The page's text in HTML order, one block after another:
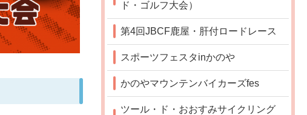
ド・ゴルフ大会）
第4回JBCF鹿屋・肝付ロードレース
スポーツフェスタinかのや
かのやマウンテンバイカーズfes
ツール・ド・おおすみサイクリング